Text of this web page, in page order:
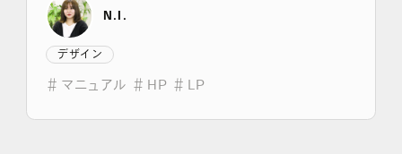
N.I.
デザイン
＃ マニュアル ＃ HP ＃ LP